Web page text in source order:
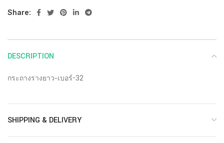
Share:
DESCRIPTION
กระถางรางยาว-เบอร์-32
SHIPPING & DELIVERY